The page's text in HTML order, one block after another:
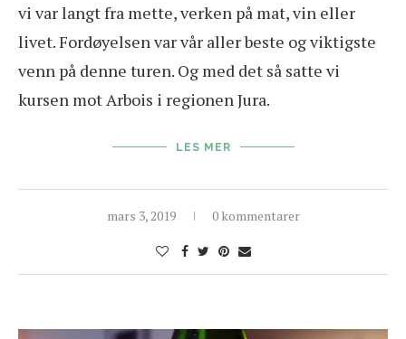
vi var langt fra mette, verken på mat, vin eller
livet. Fordøyelsen var vår aller beste og viktigste
venn på denne turen. Og med det så satte vi
kursen mot Arbois i regionen Jura.
LES MER
mars 3, 2019 0 kommentarer